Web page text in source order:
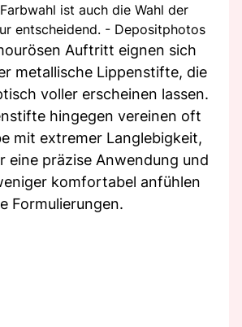
ist auch die Wahl der
entscheidend. - Depositphotos
Auftritt eignen sich
metallische Lippenstifte, die
voller erscheinen lassen.
hingegen vereinen oft
mit extremer Langlebigkeit,
eine präzise Anwendung und
komfortabel anfühlen
Formulierungen.